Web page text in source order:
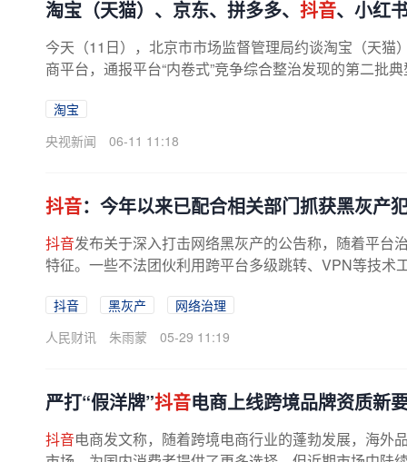
淘宝（天猫）、京东、拼多多、 抖音、小红
今天（11日），北京市市场监督管理局约谈淘宝（天猫
商平台，通报平台“内卷式”竞争综合整治发现的第二批
淘宝
央视新闻
06-11 11:18
抖音：今年以来已配合相关部门抓获黑灰产
抖音发布关于深入打击网络黑灰产的公告称，随着平台
特征。一些不法团伙利用跨平台多级跳转、VPN等技术
抖音 黑灰产
网络治理
人民财讯
朱雨蒙 05-29 11:19
严打“假洋牌”抖音电商上线跨境品牌资质新
抖音电商发文称，随着跨境电商行业的蓬勃发展，海外